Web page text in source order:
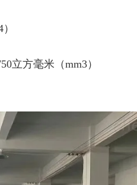
立方毫米（mm3）